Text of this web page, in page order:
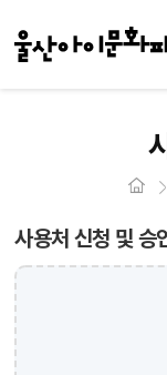
사용처 신청 및 승